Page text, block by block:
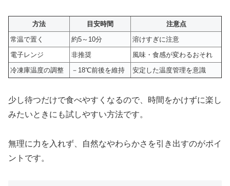
方法 目安時間
注意点
常温で置く
約5～10分
溶けすぎに注意
電子レンジ
非推奨
風味・食感が変わるおそれ
冷凍庫温度の調整
－18℃前後を維持 安定した温度管理を意識
少し待つだけで食べやすくなるので、時間をかけずに楽し
みたいときにも試しやすい方法です。
無理に力を入れず、自然なやわらかさを引き出すのがポイ
ントです。